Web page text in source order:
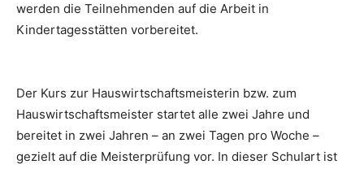
werden die Teilnehmenden auf die Arbeit in
Kindertagesstätten vorbereitet.
Der Kurs zur Hauswirtschaftsmeisterin bzw. zum
Hauswirtschaftsmeister startet alle zwei Jahre und
bereitet in zwei Jahren – an zwei Tagen pro Woche –
gezielt auf die Meisterprüfung vor. In dieser Schulart ist